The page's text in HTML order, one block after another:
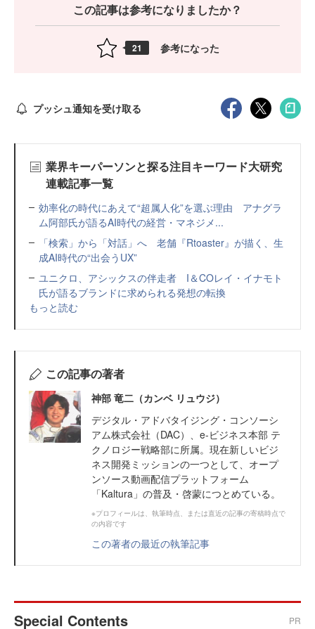
この記事は参考になりましたか？
21 参考になった
プッシュ通知を受け取る
業界キーパーソンと探る注目キーワード大研究
連載記事一覧
効率化の時代にあえて“超属人化”を選ぶ理由 アナグラ
ム阿部氏が語るAI時代の経営・マネジメ...
「検索」から「対話」へ 老舗『Rtoaster』が描く、生
成AI時代の“出会うUX”
ユニクロ、アシックスの伴走者 I＆COレイ・イナモト
氏が語るブランドに求められる発想の転換
もっと読む
この記事の著者
神部 竜二（カンベ リュウジ）
デジタル・アドバタイジング・コンソーシ
アム株式会社（DAC）、e-ビジネス本部 テ
クノロジー戦略部に所属。現在新しいビジ
ネス開発ミッションの一つとして、オープ
ンソース動画配信プラットフォーム
「Kaltura」の普及・啓蒙につとめている。
※プロフィールは、執筆時点、または直近の記事の寄稿時点で
の内容です
この著者の最近の執筆記事
Special Contents PR